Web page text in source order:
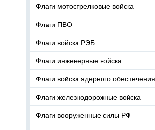
Флаги мотострелковые войска
Флаги ПВО
Флаги войска РЭБ
Флаги инженерные войска
Флаги войска ядерного обеспечения
Флаги железнодорожные войска
Флаги вооруженные силы РФ